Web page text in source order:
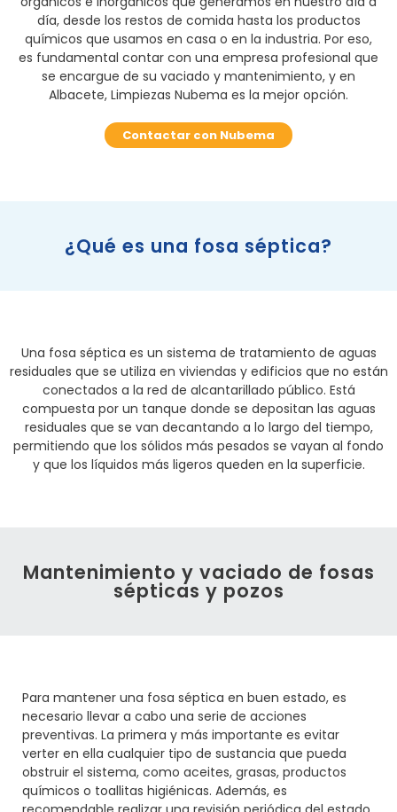
día, desde los restos de comida hasta los productos
químicos que usamos en casa o en la industria. Por eso,
es fundamental contar con una empresa profesional que
se encargue de su vaciado y mantenimiento, y en
Albacete, Limpiezas Nubema es la mejor opción.
Contactar con Nubema
¿Qué es una fosa séptica?
Una fosa séptica es un sistema de tratamiento de aguas
residuales que se utiliza en viviendas y edificios que no están
conectados a la red de alcantarillado público. Está
compuesta por un tanque donde se depositan las aguas
residuales que se van decantando a lo largo del tiempo,
permitiendo que los sólidos más pesados se vayan al fondo
y que los líquidos más ligeros queden en la superficie.
Mantenimiento y vaciado de fosas
sépticas y pozos
Para mantener una fosa séptica en buen estado, es
necesario llevar a cabo una serie de acciones
preventivas. La primera y más importante es evitar
verter en ella cualquier tipo de sustancia que pueda
obstruir el sistema, como aceites, grasas, productos
químicos o toallitas higiénicas. Además, es